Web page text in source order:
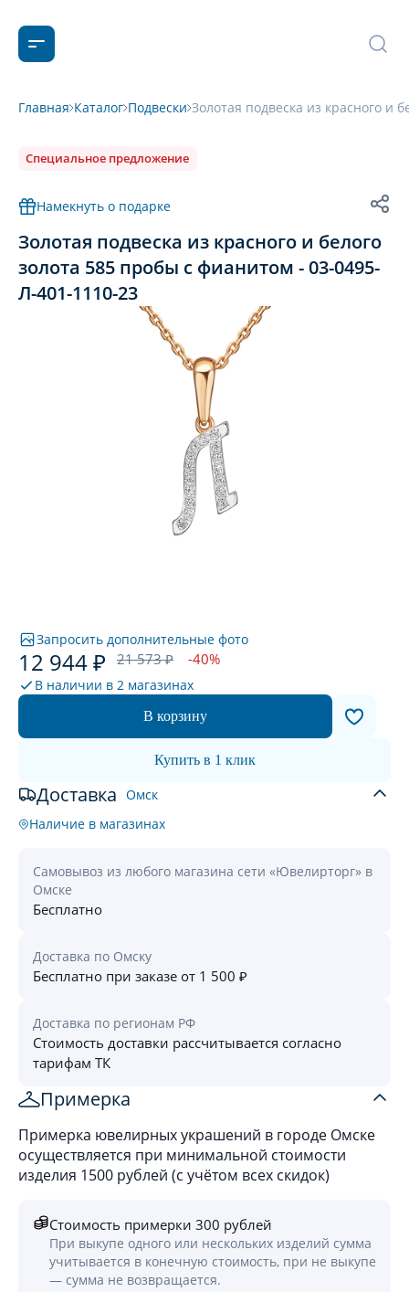
Главная Каталог Подвески Золотая подвеска из красного и
Специальное предложение
Намекнуть о подарке
Золотая подвеска из красного и белого
золота 585 пробы с фианитом - 03-0495-
Л-401-1110-23
Запросить дополнительные фото
12 944 ₽ 21 573 ₽ -40%
В наличии в 2 магазинах
В корзину
Купить в 1 клик
Доставка Омск
Наличие в магазинах
Самовывоз из любого магазина сети «Ювелирторг» в
Омске
Бесплатно
Доставка по Омску
Бесплатно при заказе от 1 500 ₽
Доставка по регионам РФ
Стоимость доставки рассчитывается согласно
тарифам ТК
Примерка
Примерка ювелирных украшений в городе Омске
осуществляется при минимальной стоимости
изделия 1500 рублей (с учётом всех скидок)
Стоимость примерки 300 рублей
При выкупе одного или нескольких изделий сумма
учитывается в конечную стоимость, при не выкупе
— сумма не возвращается.